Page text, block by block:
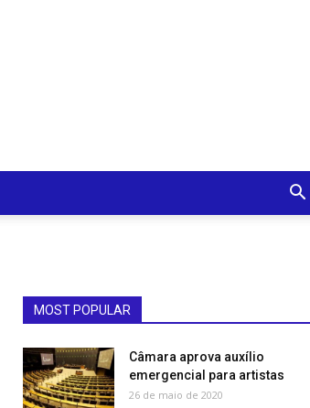
MOST POPULAR
Câmara aprova auxílio
emergencial para artistas
26 de maio de 2020